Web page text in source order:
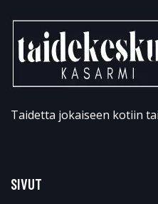
Taidetta jokaiseen kotiin
SIVUT